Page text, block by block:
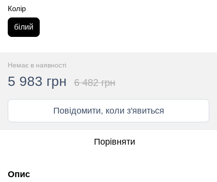
Колір
білий
Немає в наявності
5 983 грн 6 482 грн
Повідомити, коли з'явиться
Порівняти
Опис